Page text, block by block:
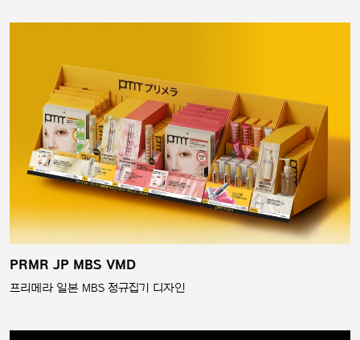
PRMR JP MBS VMD
프리메라 일본 MBS 정규집기 디자인